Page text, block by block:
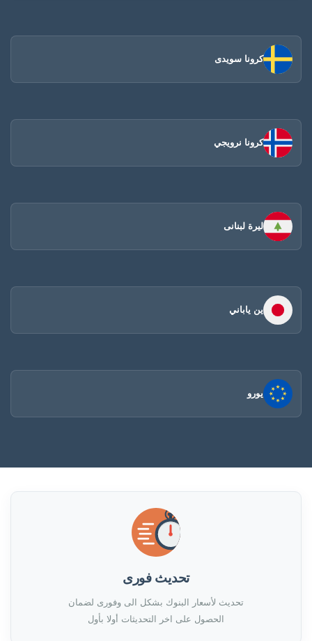
كرونا سويدى
كرونا نرويجي
ليرة لبنانى
ين ياباني
يورو
تحديث فورى
تحديث لأسعار البنوك بشكل الى وفورى لضمان
الحصول على اخر التحديثات أولا بأول